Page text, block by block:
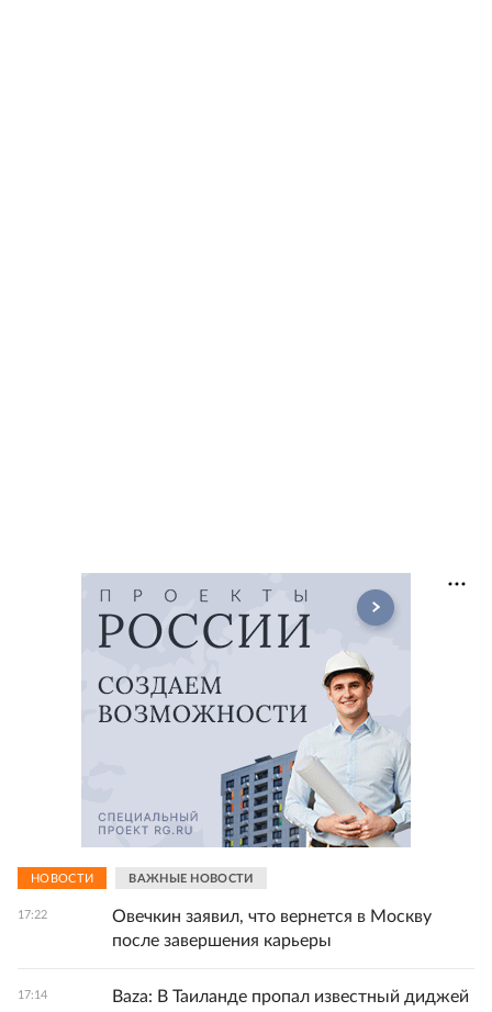
НОВОСТИ ВАЖНЫЕ НОВОСТИ
17:22
Овечкин заявил, что вернется в Москву
после завершения карьеры
17:14 Baza: В Таиланде пропал известный диджей